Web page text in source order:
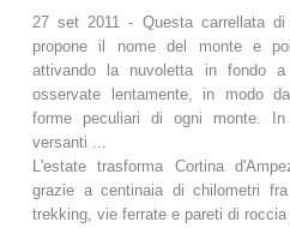
27 set 2011 - Questa carrellata
propone il nome del monte e
attivando la nuvoletta in fondo
osservate lentamente, in modo
forme peculiari di ogni monte.
versanti ...
L'estate trasforma Cortina
grazie a centinaia di chilometri
trekking, vie ferrate e pareti di roccia